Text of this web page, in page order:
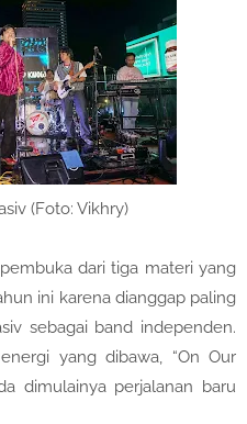
(Foto: Vikhry)
dari tiga materi yang
ini karena dianggap paling
sebagai band independen.
yang dibawa, “On Our
dimulainya perjalanan baru